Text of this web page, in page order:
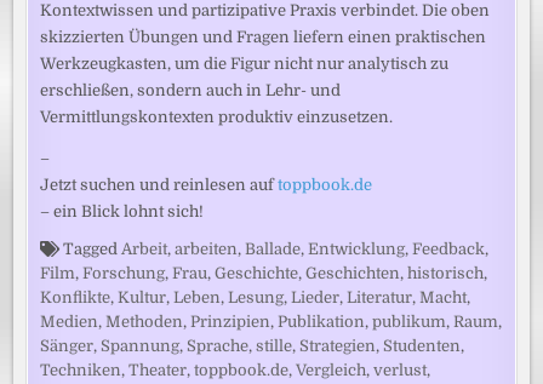
Kontextwissen und partizipative Praxis verbindet. Die oben
skizzierten Übungen und Fragen liefern einen praktischen
Werkzeugkasten, um die Figur nicht nur analytisch zu
erschließen, sondern auch in Lehr- und
Vermittlungskontexten produktiv einzusetzen.
–
Jetzt suchen und reinlesen auftoppbook.de
– ein Blick lohnt sich!
TaggedArbeit,arbeiten,Ballade,Entwicklung,Feedback,
Film,Forschung,Frau,Geschichte,Geschichten,historisch,
Konflikte,Kultur,Leben,Lesung,Lieder,Literatur,Macht,
Medien,Methoden,Prinzipien,Publikation,publikum,Raum,
Sänger, Spannung, Sprache,stille, Strategien, Studenten,
Techniken,Theater,toppbook.de,Vergleich,verlust,